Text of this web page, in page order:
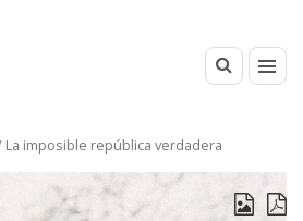
La imposible república verdadera